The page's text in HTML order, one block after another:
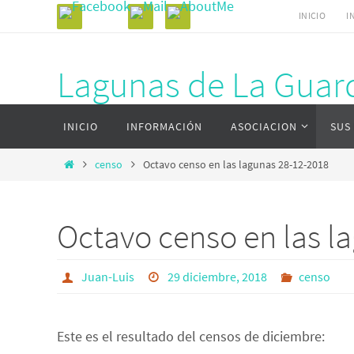
INICIO
Lagunas de La
Página web del complejo lagunar de La
contenido
INICIO INFORMACIÓN ASOCIACION
Iniciocenso Octavo censo en las lagunas 28-12-2018
Octavo censo en las
Juan-Luis 29 diciembre, 2018 censo
Este es el resultado del censos de diciembre: